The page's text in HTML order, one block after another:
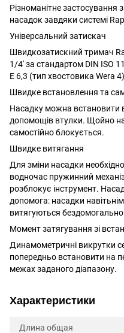
Різноманітне застосування
насадок завдяки системі
Універсальний затискач
Швидкозатискний тримач
1/4' за стандартом DIN ISO
E 6,3 (тип хвостовика Wera
Швидке встановлення та
Насадку можна встановити
допомощів втулки. Щойно
самостійно блокується.
Швидке витягання
Для зміни насадки
водночас пружинний
розблокує інструмент.
допомога: насадки
витягуються
Момент затягування зі
Динамометричні викрутки
попередньо встановити на
межах заданого діапазону.
Характеристики
Длина общая